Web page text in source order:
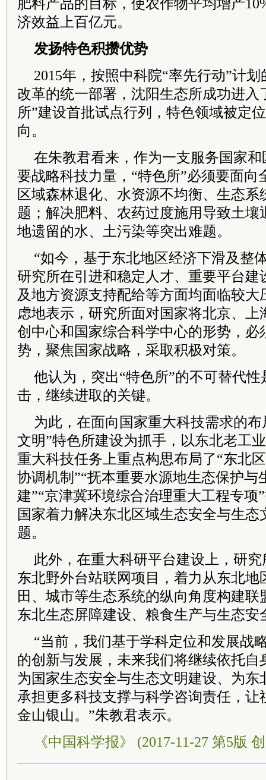
肥料产品的目标，使农作物平均增产
济效益上百亿元。
发扬特色积攒优势
2015年，按照中科院“率先行动”计
改革的统一部署，沈阳生态所成功进入
所”建设首批试点行列，特色领域被定
向。
在朱教君看来，作为一支服务国家
要战略科技力量，“特色所”必须要面向
区域森林退化、水资源不均衡、生态系
题；解决肥料、农药过度施用导致土壤
地遗留的水、土污染等突出难题。
“如今，基于东北地区经济下滑及整
研究所在引进和稳定人才、重要平台建
及地方资源支持配给等方面均面临较大
虑地表示，研究所面对国家将北京、上
创中心和国家综合科学中心的形势，必
势，聚焦国家战略，采取积极对策。
他认为，突出“特色所”的不可替代
击，继续进取的关键。
为此，在面向国家重大科技需求的
文明”特色所建设为抓手，以东北老工
重大科技任务上重点构思布局了“东北
协调机制”“抚本重要水源地生态保护与
建”“京津冀环境综合治理重大工程专项
国家着力解决东北区域生态安全与生态
题。
此外，在重大科研平台建设上，研
东北野外台站联网项目，着力从东北地
田、城市等生态系统的纵向角度构建联
东北生态屏障建设、粮食生产与生态安
“当前，我们基于学科定位和发展战
的创新与发展，未来我们将继续依托自
为国家生态安全与生态文明建设、为东
承担更多科技支撑与科学咨询责任，让
金山银山。”朱教君表示。
《中国科学报》 (2017-11-27 第5版